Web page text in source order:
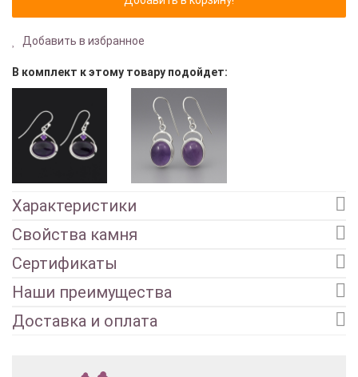
Добавить в избранное
В комплект к этому товару подойдет:
Характеристики
Свойства камня
Сертификаты
Наши преимущества
Доставка и оплата